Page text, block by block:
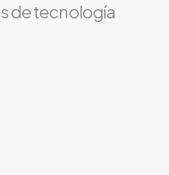
de tecnología